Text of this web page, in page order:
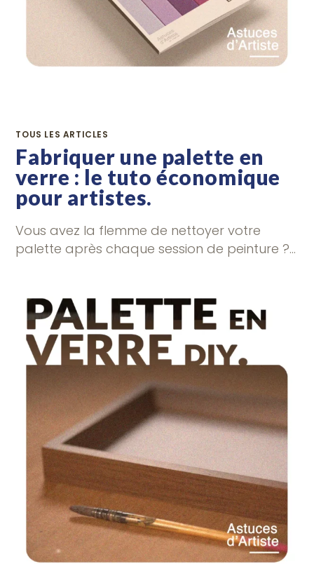
TOUS LES ARTICLES
Fabriquer une palette en
verre : le tuto économique
pour artistes.
Vous avez la flemme de nettoyer votre
palette après chaque session de peinture ?…